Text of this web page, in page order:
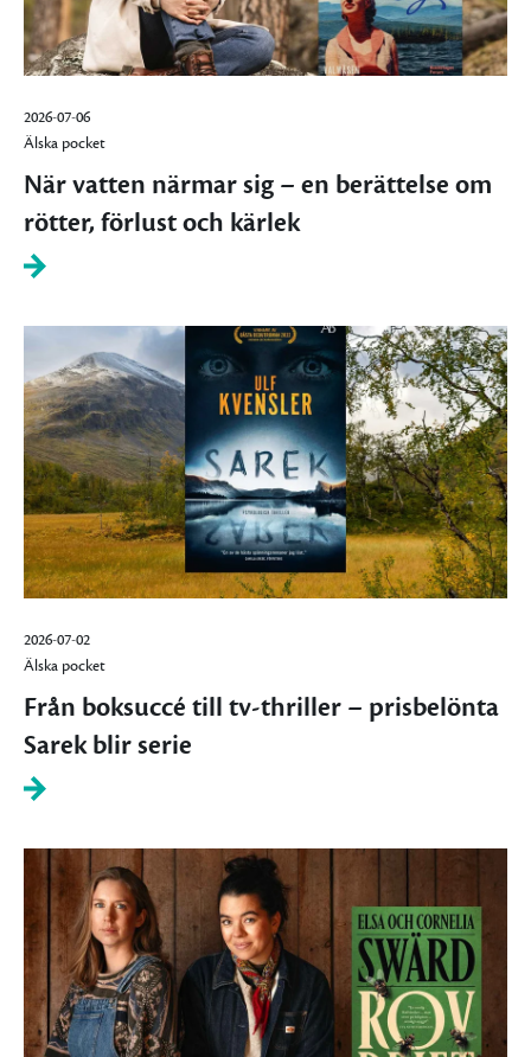
2026-07-06
Älska pocket
När vatten närmar sig – en berättelse om
rötter, förlust och kärlek
2026-07-02
Älska pocket
Från boksuccé till tv-thriller – prisbelönta
Sarek blir serie